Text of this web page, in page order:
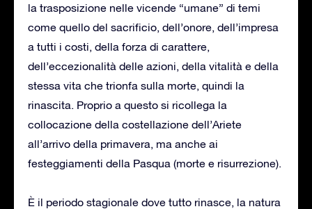
la trasposizione nelle vicende “umane” di temi
come quello del sacrificio, dell’onore, dell’impresa
a tutti i costi, della forza di carattere,
dell’eccezionalità delle azioni, della vitalità e della
stessa vita che trionfa sulla morte, quindi la
rinascita. Proprio a questo si ricollega la
collocazione della costellazione dell’Ariete
all’arrivo della primavera, ma anche ai
festeggiamenti della Pasqua (morte e risurrezione).
È il periodo stagionale dove tutto rinasce, la natura